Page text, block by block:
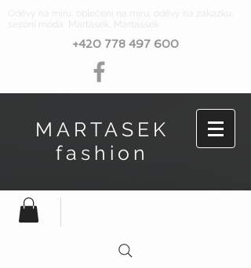
Oděvy na míru, oblečení na míru, oděvy na zakázku,
sezóní móda, Marťásek, Martassek
+420 778 497 600
MARTASEK
fashion